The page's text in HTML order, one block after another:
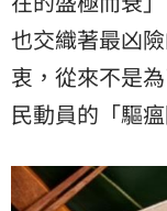
也交織著最凶
衷，從來不是
民動員的「驅